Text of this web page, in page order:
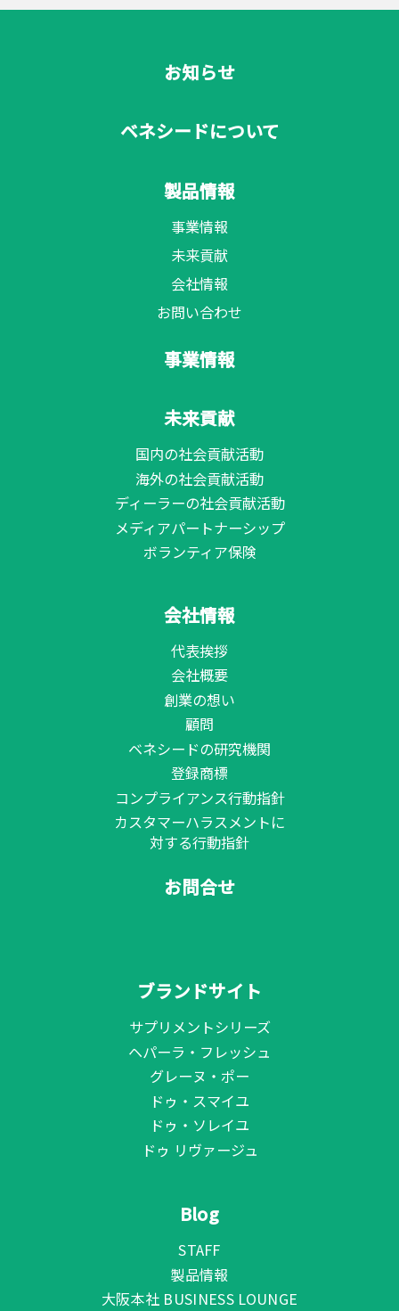
お知らせ
ベネシードについて
製品情報
事業情報
未来貢献
会社情報
お問い合わせ
事業情報
未来貢献
国内の社会貢献活動
海外の社会貢献活動
ディーラーの社会貢献活動
メディアパートナーシップ
ボランティア保険
会社情報
代表挨拶
会社概要
創業の想い
顧問
ベネシードの研究機関
登録商標
コンプライアンス行動指針
カスタマーハラスメントに
対する行動指針
お問合せ
ブランドサイト
サプリメントシリーズ
ヘパーラ・フレッシュ
グレーヌ・ポー
ドゥ・スマイユ
ドゥ・ソレイユ
ドゥ リヴァージュ
Blog
STAFF
製品情報
大阪本社 BUSINESS LOUNGE